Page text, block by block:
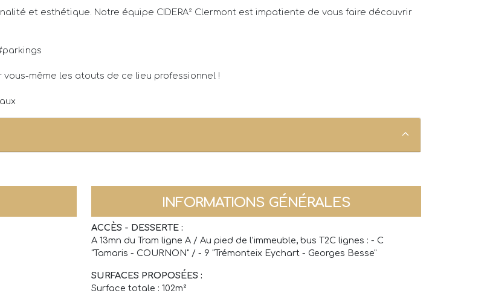
et esthétique. Notre équipe CIDERA² Clermont est impatiente de vous faire découvrir
même les atouts de ce lieu professionnel !
INFORMATIONS GÉNÉRALES
ACCÈS - DESSERTE :
A 13mn du Tram ligne A / Au pied de l'immeuble, bus T2C lignes : - C
"Tamaris - COURNON" / - 9 "Trémonteix Eychart - Georges Besse"
SURFACES PROPOSÉES :
Surface totale : 102m²